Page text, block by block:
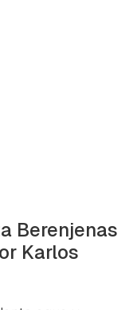
Berenjenas
Karlos